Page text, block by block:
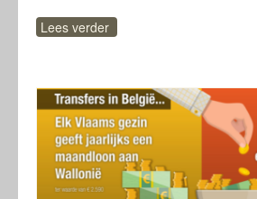
Lees verder